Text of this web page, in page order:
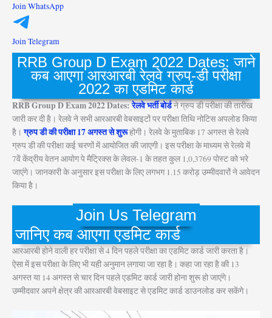
Join WhatsApp
Join Telegram
RRB Group D Exam 2022 Dates: जाने
कब आएगा आरआरबी रेलवे ग्रुप-डी परीक्षा
2022 का एडमिट कार्ड
RRB Group D Exam 2022 Dates:रेलवे भर्ती बोर्डने ग्रुप डी परीक्षा की तारीख
जारी कर दी है। रेलवे ने सभी आरआरबी वेबसाइटों पर परीक्षा तिथि नोटिस अपलोड किया
है।ग्रुप डी की परीक्षा 17 अगस्त से शुरूहोगी। रेलवे के मुताबिक 17 अगस्त से रेलवे
ग्रुप डी की परीक्षा कई चरणों में आयोजित की जाएगी। इस परीक्षा के माध्यम से रेलवे में
7वें केंद्रीय वेतन आयोग पे मैट्रिक्स के लेवल-1 के तहत कुल 1,0,3769 पोस्ट को भरे
जाएंगे। जानकारी के अनुसार इस परीक्षा के लिए लगभग 1.15 करोड़ उम्मीदवारों ने आवेदन
किया है।
Join Us Telegram
जानिए कब आएगा एडमिट कार्ड
आरआरबी होने वाली हर परीक्षा से 4 दिन पहले परीक्षा का एडमिट कार्ड जारी करता है।
ऐसा में इस परीक्षा के लिए भी यही अनुमान लगाया जा रहा है। कहा जा रहा है की 13
अगस्त या 14 अगस्त से चार दिन पहले एडमिट कार्ड जारी होना शुरू हो जाएंगे।
उम्मीदवार अपने क्षेत्र की आरआरबी वेबसाइट से एडमिट कार्ड डाउनलोड कर सकेंगे।